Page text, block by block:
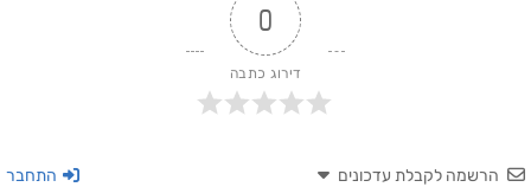
0
דירוג כתבה
הרשמה לקבלת עדכונים התחבר